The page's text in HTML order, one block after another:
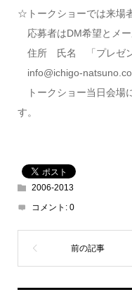
☆トークショーでは来場
応募者はDM希望とメー
住所 氏名 「プレゼン
info@ichigo-
トークショー当日会場
す。
2006-2013
コメント: 0